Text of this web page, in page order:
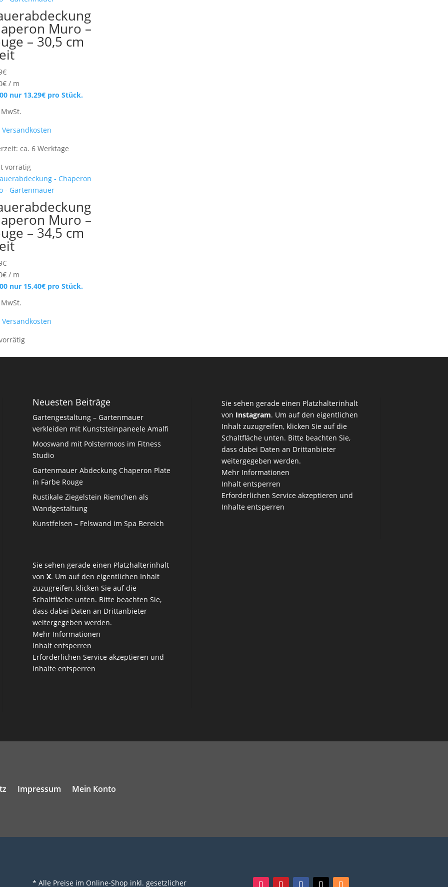
Muro –
– 30,5 cm
€
€/ m
nur 13,29€pro Stück.
Versandkosten
ca. 6 Werktage
vorrätig
Muro –
– 34,5 cm
€
€/ m
nur 15,40€pro Stück.
Versandkosten
Neuesten Beiträge
Gartengestaltung – Gartenmauer
verkleiden mit Kunststeinpaneele Amalfi
Mooswand mit Polstermoos im Fitness
Studio
Gartenmauer Abdeckung Chaperon Plate
in Farbe Rouge
Rustikale Ziegelstein Riemchen als
Wandgestaltung
Kunstfelsen – Felswand im Spa Bereich
Sie sehen gerade einen Platzhalterinhalt
von X. Um auf den eigentlichen Inhalt
zuzugreifen, klicken Sie auf die
Schaltfläche unten. Bitte beachten Sie,
dass dabei Daten an Drittanbieter
weitergegeben werden.
Mehr Informationen
Inhalt entsperren
Erforderlichen Service akzeptieren und
Inhalte entsperren
Sie sehen gerade einen Platzhalterinhalt
von Instagram. Um auf den eigentlichen
Inhalt zuzugreifen, klicken Sie auf die
Schaltfläche unten. Bitte beachten Sie,
dass dabei Daten an Drittanbieter
weitergegeben werden.
Mehr Informationen
Inhalt entsperren
Erforderlichen Service akzeptieren und
Inhalte entsperren
Impressum Mein Konto
* Alle Preise im Online-Shop inkl. gesetzlicher